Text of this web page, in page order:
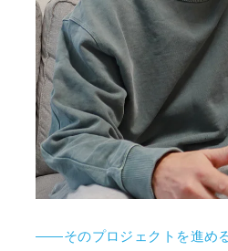
――そのプロジェクトを進め